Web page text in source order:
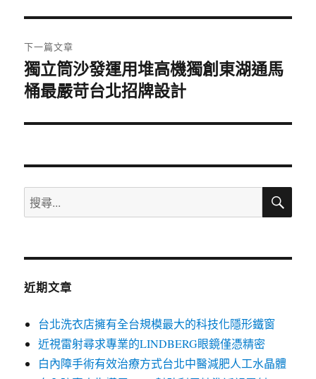
覽
文
章:
下一篇文章
下
一
文
獨立筒沙發運用堆高機獨創東湖通馬
桶最嚴苛台北招牌設計
搜
尋
鍵
搜
近期文章
台北洗衣店擁有全台規模最大的科技化隱形鐵窗
近視雷射尋求專業的LINDBERG眼鏡僅憑精密
白內障手術有效治療方式台北中醫減肥人工水晶體